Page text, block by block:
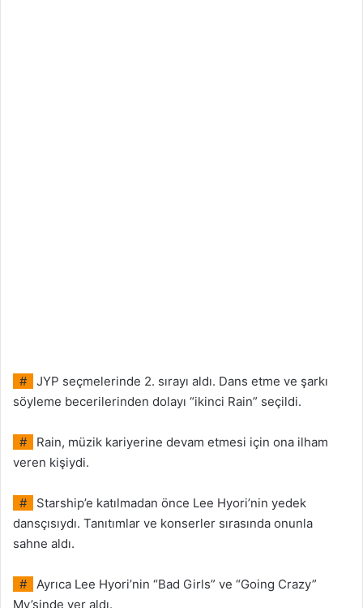
#
JYP seçmelerinde 2. sırayı aldı. Dans etme ve şarkı
söyleme becerilerinden dolayı “ikinci Rain” seçildi.
#
Rain, müzik kariyerine devam etmesi için ona ilham
veren kişiydi.
#
Starship’e katılmadan önce Lee Hyori’nin yedek
dansçısıydı. Tanıtımlar ve konserler sırasında onunla
sahne aldı.
#
Ayrıca Lee Hyori’nin “Bad Girls” ve “Going Crazy”
Mv’sinde yer aldı.